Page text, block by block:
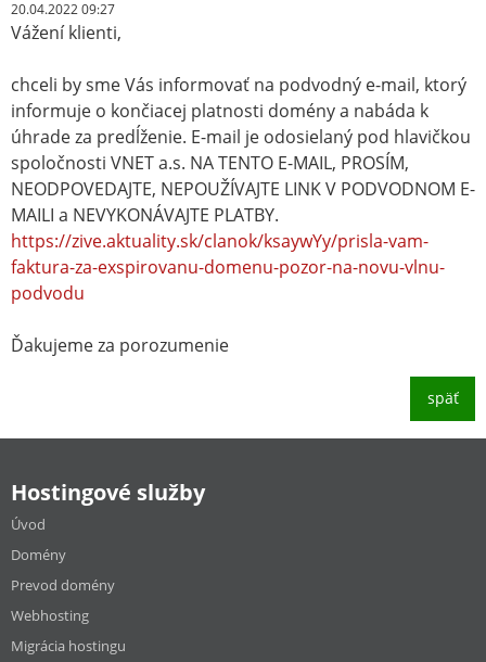
20.04.2022 09:27
Vážení klienti,
chceli by sme Vás informovať na podvodný e-mail, ktorý
informuje o končiacej platnosti domény a nabáda k
úhrade za predĺženie. E-mail je odosielaný pod hlavičkou
spoločnosti VNET a.s. NA TENTO E-MAIL, PROSÍM,
NEODPOVEDAJTE, NEPOUŽÍVAJTE LINK V PODVODNOM E-
MAILI a NEVYKONÁVAJTE PLATBY.
https://zive.aktuality.sk/clanok/ksaywYy/prisla-vam-
faktura-za-exspirovanu-domenu-pozor-na-novu-vlnu-
podvodu
Ďakujeme za porozumenie
späť
Hostingové služby
Úvod
Domény
Prevod domény
Webhosting
Migrácia hostingu